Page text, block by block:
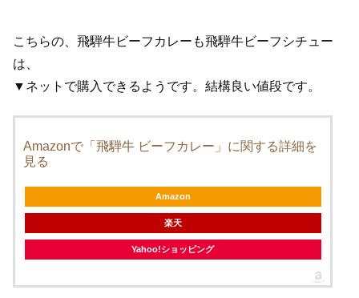
こちらの、飛騨牛ビーフカレーも飛騨牛ビーフシチュー
は、
▼ネットで購入できるようです。結構良い値段です。
Amazonで「飛騨牛 ビーフカレー」に関する詳細を
見る
Amazon
楽天
Yahoo!ショッピング